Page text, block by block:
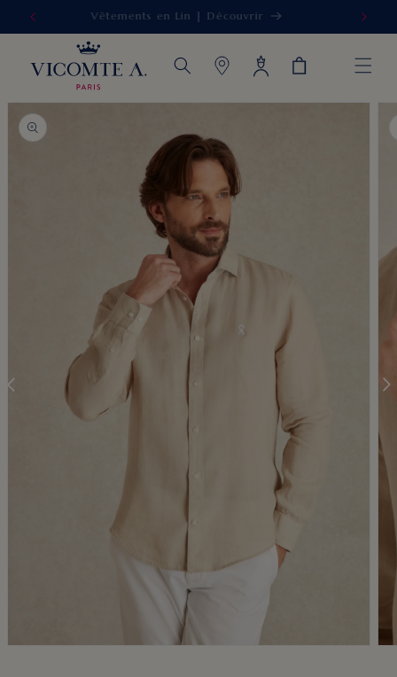
IGNORER ET
PASSER AU
Vêtements en Lin | Découvrir
Connexion Panier
PASSER AUX
INFORMATIONS